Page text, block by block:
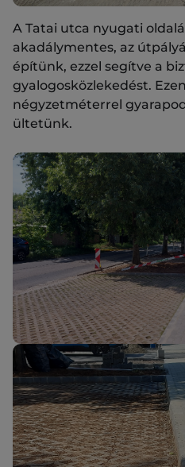
A Tatai utca nyugati
akadálymentes, az
építünk, ezzel segítve a
gyalogosközlekedést.
négyzetméterrel
ültetünk.